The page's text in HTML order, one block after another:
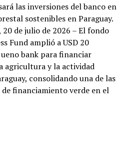
las inversiones del banco en
sostenibles en Paraguay.
de julio de 2026 – El fondo
Fund amplió a USD 20
bank para financiar
agricultura y la actividad
consolidando una de las
financiamiento verde en el